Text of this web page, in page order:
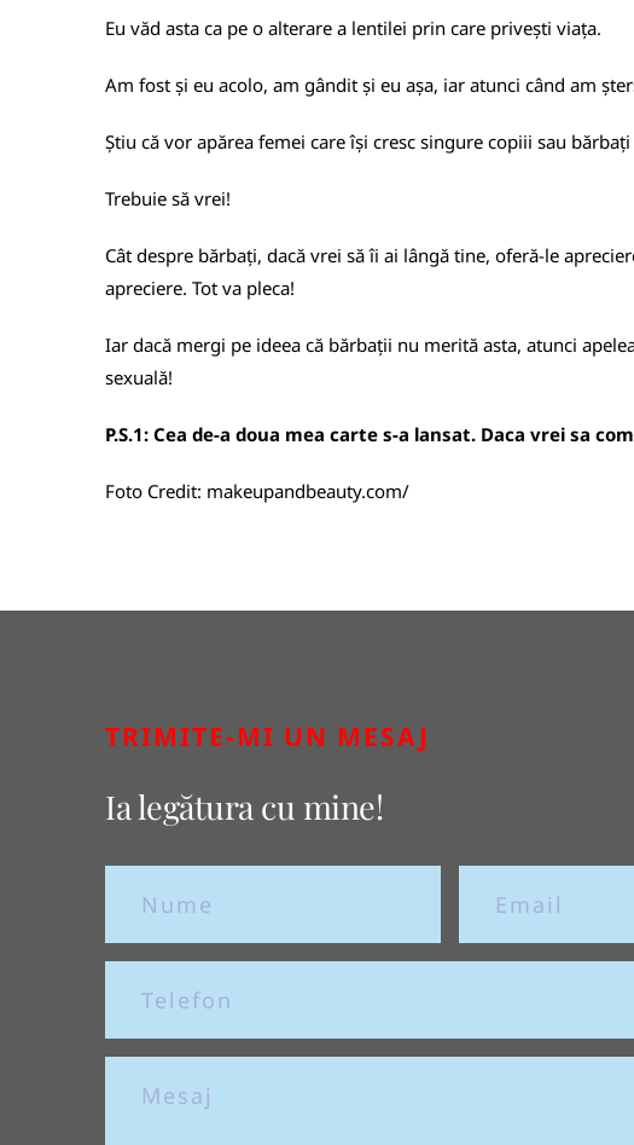
Eu văd asta ca pe o alterare a lentilei prin care privești viața.
Am fost și eu acolo, am gândit și eu așa, iar atunci când am
Știu că vor apărea femei care își cresc singure copiii sau
Trebuie să vrei!
Cât despre bărbați, dacă vrei să îi ai lângă tine, oferă-le
apreciere. Tot va pleca!
Iar dacă mergi pe ideea că bărbații nu merită asta, atunci
sexuală!
P.S.1: Cea de-a doua mea carte s-a lansat. Daca vrei sa
Foto Credit: makeupandbeauty.com/
TRIMITE-MI UN MESAJ
Ia legătura cu mine!